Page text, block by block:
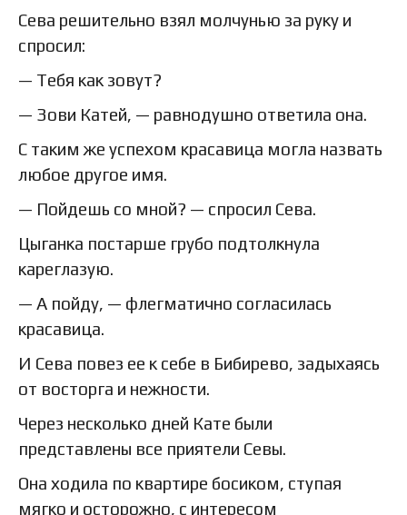
Сева решительно взял молчунью за руку и
спросил:
— Тебя как зовут?
— Зови Катей, — равнодушно ответила она.
С таким же успехом красавица могла назвать
любое другое имя.
— Пойдешь со мной? — спросил Сева.
Цыганка постарше грубо подтолкнула
кареглазую.
— А пойду, — флегматично согласилась
красавица.
И Сева повез ее к себе в Бибирево, задыхаясь
от восторга и нежности.
Через несколько дней Кате были
представлены все приятели Севы.
Она ходила по квартире босиком, ступая
мягко и осторожно, с интересом